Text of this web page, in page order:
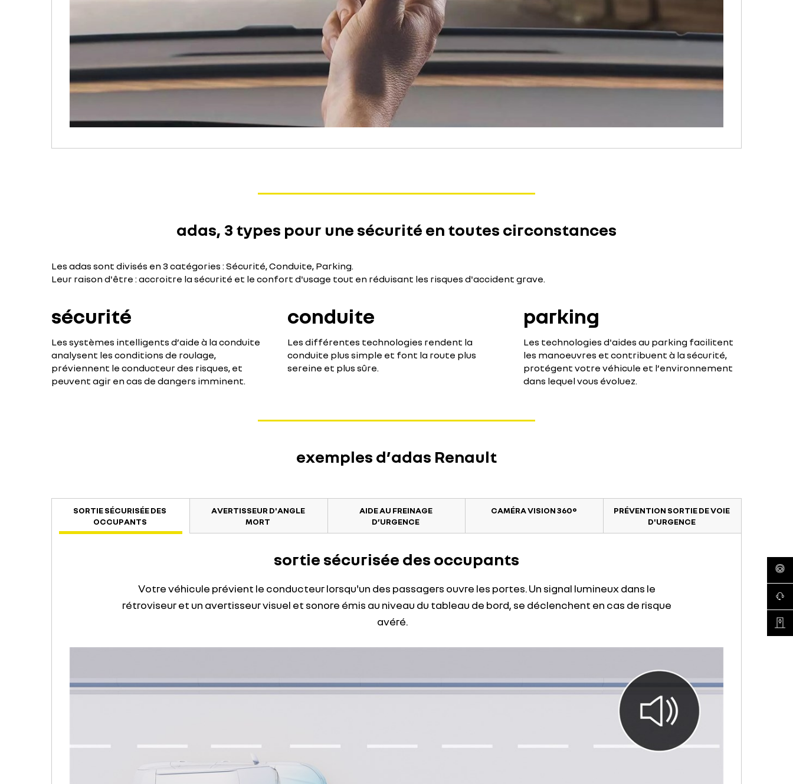
adas, 3 types pour une sécurité en toutes circonstances
Les adas sont divisés en 3 catégories : Sécurité, Conduite, Parking.
Leur raison d'être : accroitre la sécurité et le confort d'usage tout en réduisant les risques d'accident grave.
sécurité
Les systèmes intelligents d’aide à la conduite
analysent les conditions de roulage,
préviennent le conducteur des risques, et
peuvent agir en cas de dangers imminent.
conduite
Les différentes technologies rendent la
conduite plus simple et font la route plus
sereine et plus sûre.
parking
Les technologies d'aides au parking facilitent
les manoeuvres et contribuent à la sécurité,
protégent votre véhicule et l’environnement
dans lequel vous évoluez.
exemples d’adas Renault
SORTIE SÉCURISÉE DES
OCCUPANTS
AVERTISSEUR D'ANGLE
MORT
AIDE AU FREINAGE
D’URGENCE
CAMÉRA VISION 360°
PRÉVENTION SORTIE DE VOIE
D'URGENCE
sortie sécurisée des occupants
Votre véhicule prévient le conducteur lorsqu'un des passagers ouvre les portes. Un signal lumineux dans le
rétroviseur et un avertisseur visuel et sonore émis au niveau du tableau de bord, se déclenchent en cas de risque
avéré.